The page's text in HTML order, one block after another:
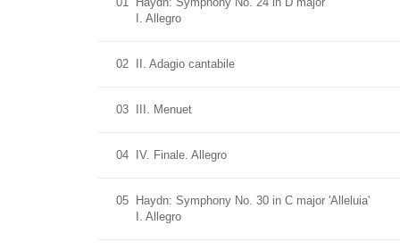
I. Allegro
02 II. Adagio cantabile
03 III. Menuet
04 IV. Finale. Allegro
05
Haydn: Symphony No. 30 in C major 'Alleluia'
I. Allegro